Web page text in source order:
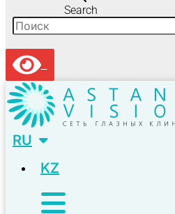
Search
RU
KZ